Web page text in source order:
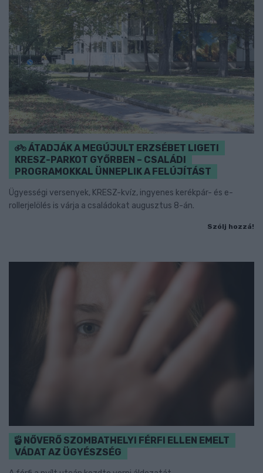
ÁTADJÁK A MEGÚJULT ERZSÉBET LIGETI
KRESZ-PARKOT GYŐRBEN – CSALÁDI
PROGRAMOKKAL ÜNNEPLIK A FELÚJÍTÁST
Ügyességi versenyek, KRESZ-kvíz, ingyenes kerékpár- és e-
rollerjelölés is várja a családokat augusztus 8-án.
Szólj hozzá!
NŐVERŐ SZOMBATHELYI FÉRFI ELLEN EMELT
VÁDAT AZ ÜGYÉSZSÉG